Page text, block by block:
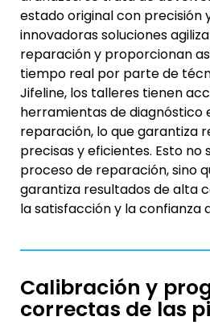
estado original con precisión
innovadoras soluciones
reparación y proporcionan
tiempo real por parte de
Jifeline, los talleres tienen
herramientas de diagnóstico
reparación, lo que garantiza
precisas y eficientes. Esto no
proceso de reparación, sino
garantiza resultados de alta
la satisfacción y la confianza
Calibración y
correctas de las